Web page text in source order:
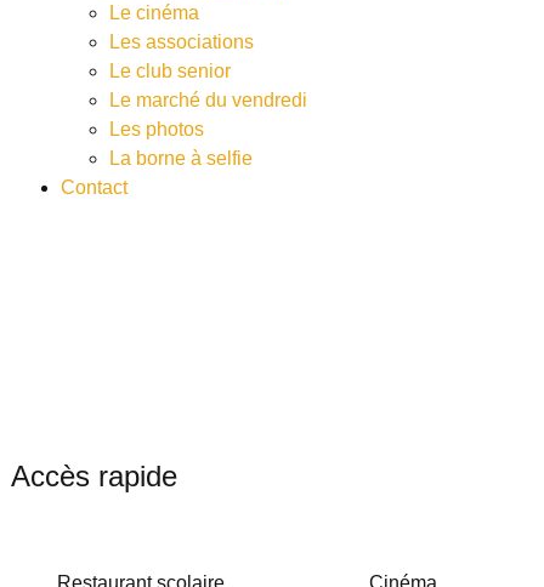
Le cinéma
Les associations
Le club senior
Le marché du vendredi
Les photos
La borne à selfie
Contact
Accès rapide